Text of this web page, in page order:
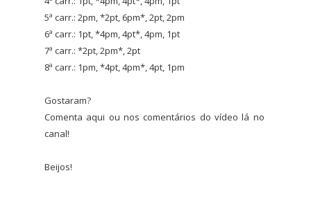
5ª carr.: 2pm, *2pt, 6pm*, 2pt, 2pm
6ª carr.: 1pt, *4pm, 4pt*, 4pm, 1pt
7ª carr.: *2pt, 2pm*, 2pt
8ª carr.: 1pm, *4pt, 4pm*, 4pt, 1pm
Gostaram?
Comenta aqui ou nos comentários do vídeo lá no
canal!
Beijos!